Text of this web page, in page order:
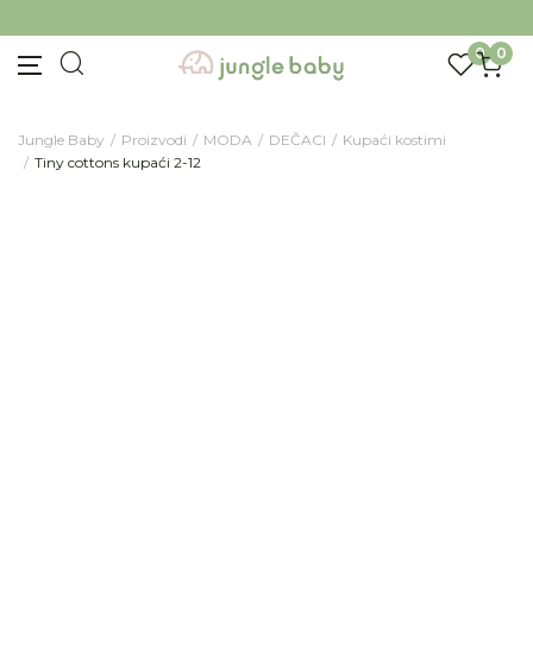
0 0
Jungle Baby Proizvodi MODA DEČACI
Kupaći kostimi
Tiny cottons kupaći 2-12